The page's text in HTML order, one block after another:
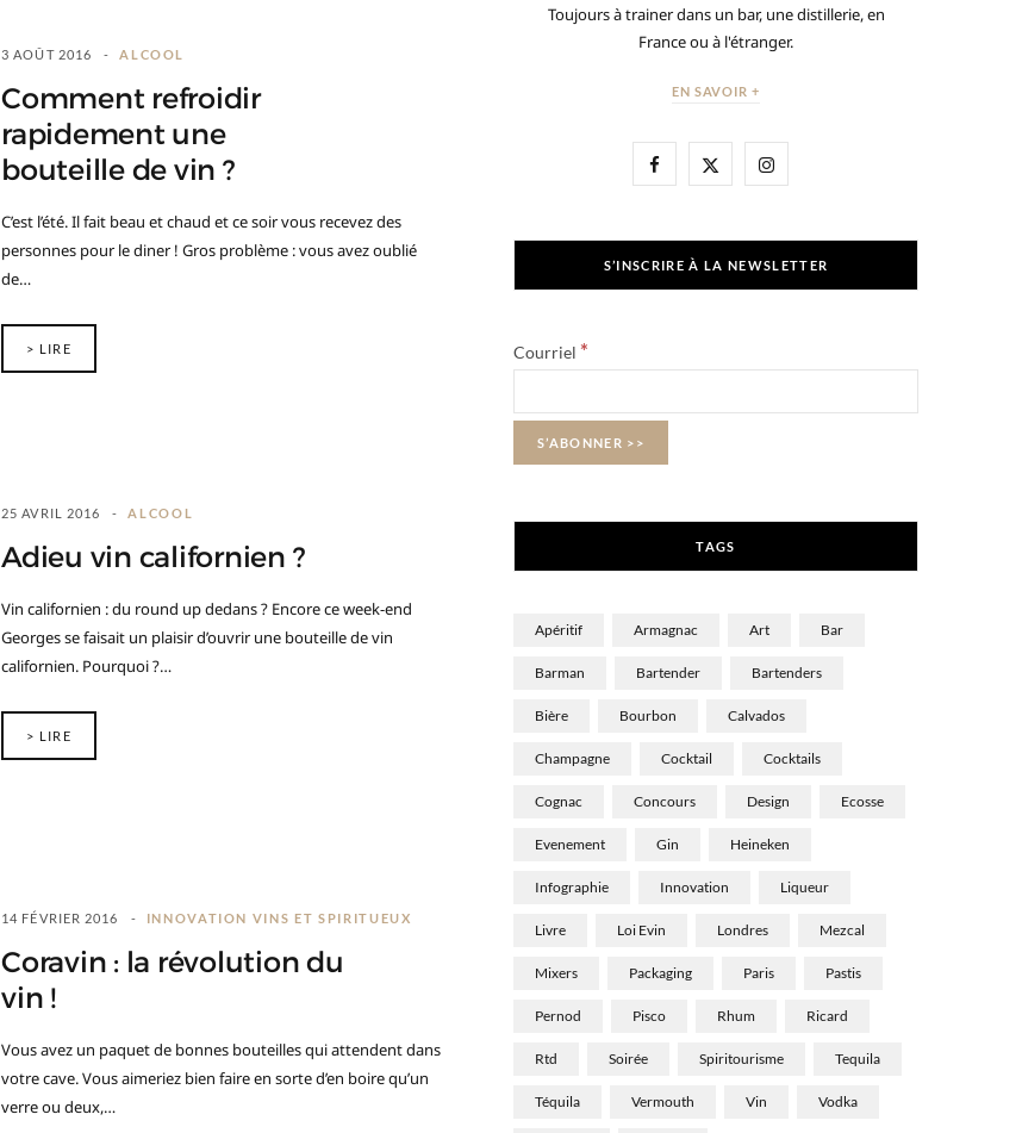
3 AOÛT 2016 ALCOOL
Comment refroidir
rapidement une
bouteille de vin ?
C’est l’été. Il fait beau et chaud et ce soir vous recevez des
personnes pour le diner ! Gros problème : vous avez oublié
de…
> LIRE
25 AVRIL 2016 ALCOOL
Adieu vin californien ?
Vin californien : du round up dedans ? Encore ce week-end
Georges se faisait un plaisir d’ouvrir une bouteille de vin
californien. Pourquoi ?…
> LIRE
14 FÉVRIER 2016 INNOVATION VINS ET SPIRITUEUX
Coravin : la révolution du
vin !
Vous avez un paquet de bonnes bouteilles qui attendent dans
votre cave. Vous aimeriez bien faire en sorte d’en boire qu’un
verre ou deux,…
Toujours à trainer dans un bar, une distillerie, en
France ou à l'étranger.
EN SAVOIR +
F
e
o
k
X
w
I
t
S’INSCRIRE À LA NEWSLETTER
Courriel *
TAGS
Apéritif Armagnac Art Bar
Barman Bartender Bartenders
Bière Bourbon Calvados
Champagne Cocktail Cocktails
Cognac Concours Design Ecosse
Evenement Gin Heineken
Infographie Innovation Liqueur
Livre Loi Evin Londres Mezcal
Mixers Packaging Paris Pastis
Pernod Pisco Rhum Ricard
Rtd Soirée Spiritourisme Tequila
Téquila Vermouth Vin Vodka